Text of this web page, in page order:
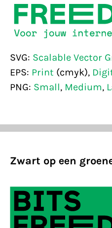
SVG: Scalable Vector
EPS: Print (cmyk),
PNG: Small, Medium,
Zwart op een